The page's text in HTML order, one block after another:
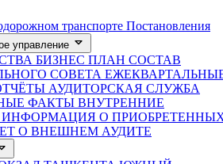
транспорте Постановления
управление
БИЗНЕС ПЛАН СОСТАВ
СОВЕТА
АУДИТОРСКАЯ СЛУЖБА
ФАКТЫ ВНУТРЕННИЕ
ИНФОРМАЦИЯ О
О ВНЕШНЕМ АУДИТЕ